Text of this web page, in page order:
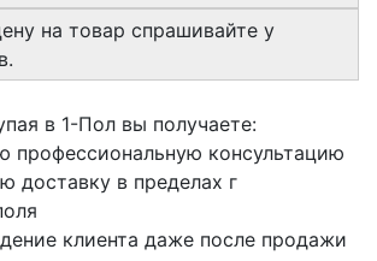
на товар спрашивайте у
в 1-Пол вы получаете:
профессиональную консультацию
доставку в пределах г
клиента даже после продажи